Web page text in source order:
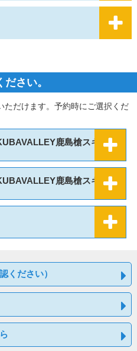
さい。
だけます。予約時にご選択くだ
鹿島槍スキー場
鹿島槍スキー場
ください）